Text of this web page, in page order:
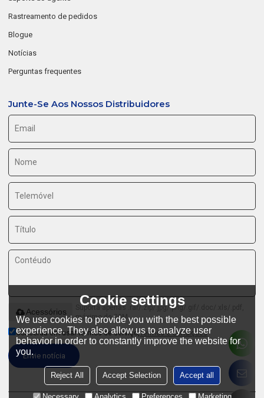
Rastreamento de pedidos
Blogue
Notícias
Perguntas frequentes
Junte-Se Aos Nossos Distribuidores
Suporta apenas .rar/.zip/.jpg/.png/.gif/.doc/.xls/.pdf,
máximo de 20M
Acessórios
Concorda em usar termos de serviço,Termos e Condições
Envie notícia
Cookie settings
We use cookies to provide you with the best possible
experience. They also allow us to analyze user
behavior in order to constantly improve the website for
you.
Reject All Accept Selection Accept all